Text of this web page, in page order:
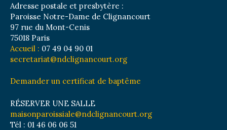
Adresse postale et presbytère :
Paroisse Notre-Dame de Clignancourt
97 rue du Mont-Cenis
75018 Paris
Accueil : 07 49 04 90 01
secretariat@ndclignancourt.org
Demander un certificat de baptême
RÉSERVER UNE SALLE
maisonparoissiale@ndclignancourt.org
Tél : 01 46 06 06 51